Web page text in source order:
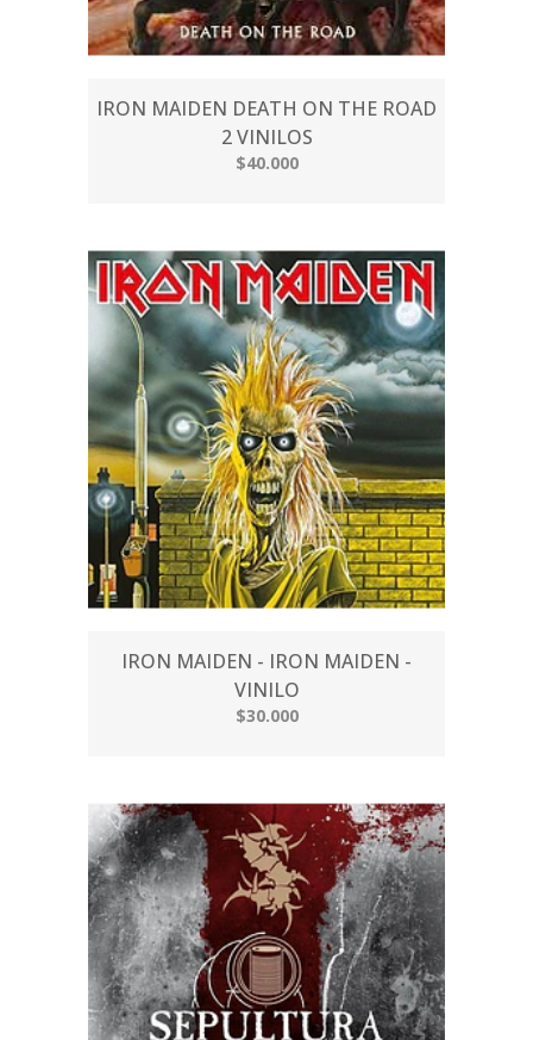
IRON MAIDEN DEATH ON THE ROAD
2 VINILOS
$40.000
IRON MAIDEN - IRON MAIDEN -
VINILO
$30.000